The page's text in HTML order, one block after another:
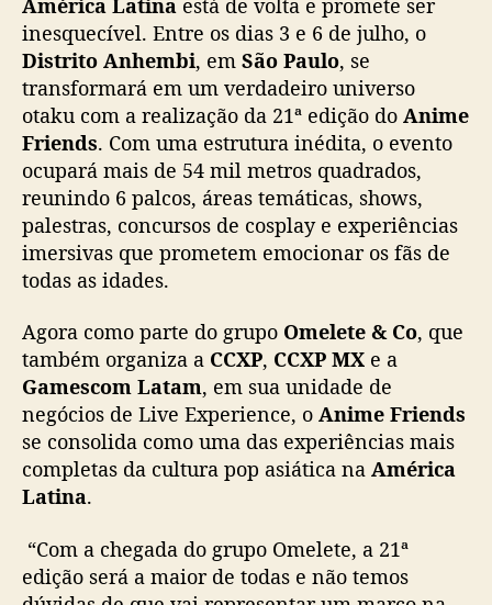
p
r
o
m
t
e
e
d
i
ç
h
s
t
ó
r
i
c
m
América Latina está de volta e promete ser
inesquecível. Entre os dias 3 e 6 de julho, o
Distrito Anhembi, em São Paulo, se
transformará em um verdadeiro universo
otaku com a realização da 21ª edição do Anime
Friends. Com uma estrutura inédita, o evento
ocupará mais de 54 mil metros quadrados,
reunindo 6 palcos, áreas temáticas, shows,
palestras, concursos de cosplay e experiências
imersivas que prometem emocionar os fãs de
todas as idades.
Agora como parte do grupo Omelete & Co, que
também organiza a CCXP, CCXP MX e a
Gamescom Latam, em sua unidade de
negócios de Live Experience, o Anime Friends
se consolida como uma das experiências mais
completas da cultura pop asiática na América
Latina.
“Com a chegada do grupo Omelete, a 21ª
edição será a maior de todas e não temos